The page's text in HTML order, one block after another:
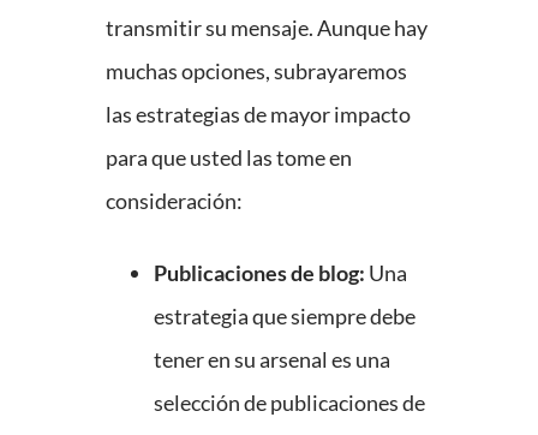
transmitir su mensaje. Aunque hay
muchas opciones, subrayaremos
las estrategias de mayor impacto
para que usted las tome en
consideración:
Publicaciones de blog: Una
estrategia que siempre debe
tener en su arsenal es una
selección de publicaciones de